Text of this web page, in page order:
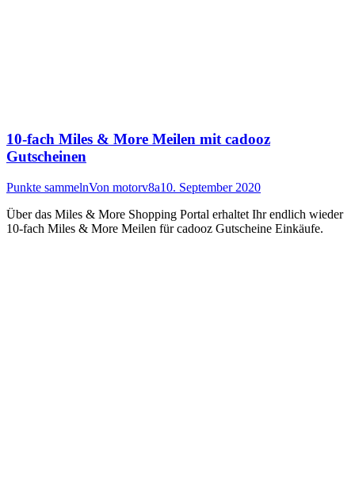
10-fach Miles & More Meilen mit cadooz
Gutscheinen
Punkte sammelnVon motorv8a10. September 2020
Über das Miles & More Shopping Portal erhaltet Ihr endlich wieder
10-fach Miles & More Meilen für cadooz Gutscheine Einkäufe.